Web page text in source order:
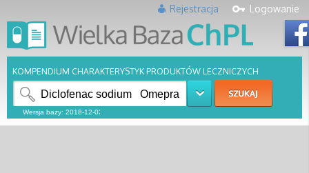
Logowanie
Rejestracja
KOMPENDIUM CHARAKTERYSTYK PRODUKTÓW LECZNICZYCH